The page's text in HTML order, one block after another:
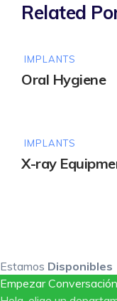
Related
IMPLANTS
Oral Hygiene
IMPLANTS
X-ray
Estamos Disponibles
Empezar Conversación